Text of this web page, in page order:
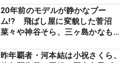
20年前のモデルが静かなブー
ム!? 飛ばし屋に変貌した菅沼
菜々や神谷そら、三ヶ島かなも使
ロたちの“飛ばしギア”】
昨年覇者・河本結は小祝さくら、